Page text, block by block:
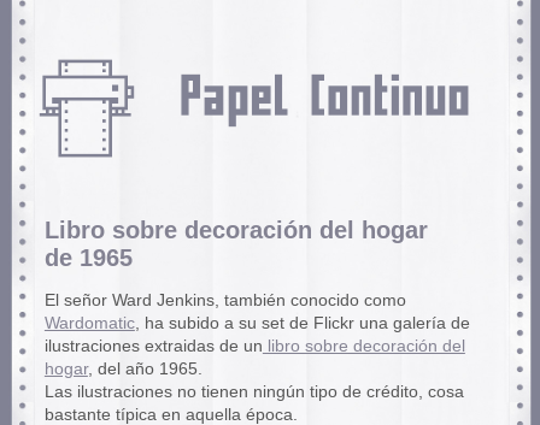
Libro sobre decoración del hogar
de 1965
El señor Ward Jenkins, también conocido como
Wardomatic, ha subido a su set de Flickr una galería de
ilustraciones extraidas de un libro sobre decoración del
hogar, del año 1965.
Las ilustraciones no tienen ningún tipo de crédito, cosa
bastante típica en aquella época.